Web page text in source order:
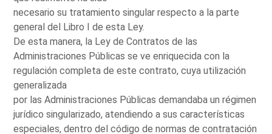
necesario su tratamiento singular respecto a la parte
general del Libro I de esta Ley.
De esta manera, la Ley de Contratos de las
Administraciones Públicas se ve enriquecida con la
regulación completa de este contrato, cuya utilización
generalizada
por las Administraciones Públicas demandaba un régimen
jurídico singularizado, atendiendo a sus características
especiales, dentro del código de normas de contratación